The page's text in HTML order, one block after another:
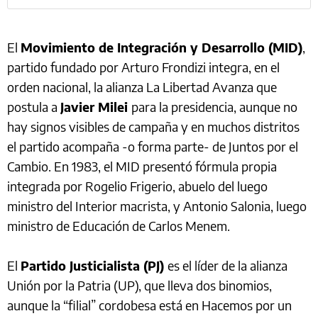
El Movimiento de Integración y Desarrollo (MID),
partido fundado por Arturo Frondizi integra, en el
orden nacional, la alianza La Libertad Avanza que
postula a Javier Milei para la presidencia, aunque no
hay signos visibles de campaña y en muchos distritos
el partido acompaña -o forma parte- de Juntos por el
Cambio. En 1983, el MID presentó fórmula propia
integrada por Rogelio Frigerio, abuelo del luego
ministro del Interior macrista, y Antonio Salonia, luego
ministro de Educación de Carlos Menem.
El Partido Justicialista (PJ) es el líder de la alianza
Unión por la Patria (UP), que lleva dos binomios,
aunque la “filial” cordobesa está en Hacemos por un